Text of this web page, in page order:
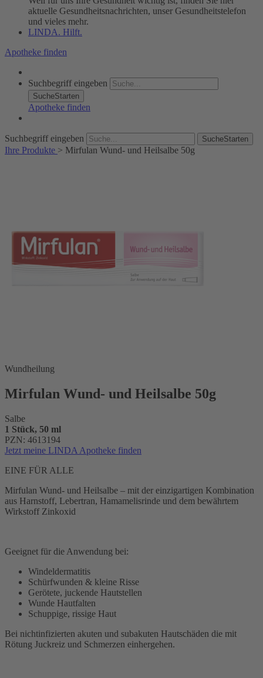
aktuelle Gesundheitsnachrichten, unser Gesundheitstelefon
und vieles mehr.
LINDA. Hilft.
Apotheke finden
Suchbegriff eingeben
SucheStarten
Apotheke finden
Suchbegriff eingeben SucheStarten
Ihre Produkte > Mirfulan Wund- und Heilsalbe 50g
Wundheilung
Mirfulan Wund- und Heilsalbe 50g
Salbe
1 Stück, 50 ml
PZN: 4613194
Jetzt meine LINDA Apotheke finden
EINE FÜR ALLE
Mirfulan Wund- und Heilsalbe – mit der einzigartigen Kombination
aus Harnstoff, Lebertran, Hamamelisrinde und dem bewährtem
Wirkstoff Zinkoxid
Geeignet für die Anwendung bei:
Windeldermatitis
Schürfwunden & kleine Risse
Gerötete, juckende Hautstellen
Wunde Hautfalten
Schuppige, rissige Haut
Bei nichtinfizierten akuten und subakuten Hautschäden die mit
Rötung Juckreiz und Schmerzen einhergehen.